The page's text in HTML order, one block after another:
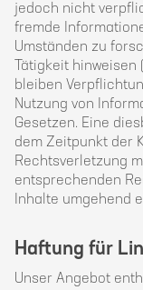
jedoch nicht
fremde
Umständen zu
Tätigkeit
bleiben
Nutzung von
Gesetzen. Eine
dem Zeitpunkt der
Rechtsverletzung
entsprechenden
Inhalte umgehend
Haftung für
Unser Angebot